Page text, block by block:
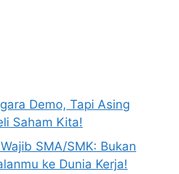
Demo, Tapi Asing
Saham Kita!
SMA/SMK: Bukan
ke Dunia Kerja!